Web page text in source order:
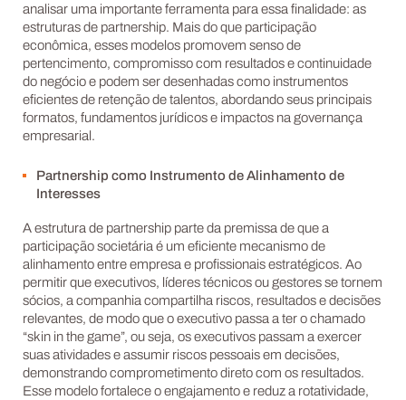
analisar uma importante ferramenta para essa finalidade: as
estruturas de partnership. Mais do que participação
econômica, esses modelos promovem senso de
pertencimento, compromisso com resultados e continuidade
do negócio e podem ser desenhadas como instrumentos
eficientes de retenção de talentos, abordando seus principais
formatos, fundamentos jurídicos e impactos na governança
empresarial.
Partnership como Instrumento de Alinhamento de
Interesses
A estrutura de partnership parte da premissa de que a
participação societária é um eficiente mecanismo de
alinhamento entre empresa e profissionais estratégicos. Ao
permitir que executivos, líderes técnicos ou gestores se tornem
sócios, a companhia compartilha riscos, resultados e decisões
relevantes, de modo que o executivo passa a ter o chamado
“skin in the game”, ou seja, os executivos passam a exercer
suas atividades e assumir riscos pessoais em decisões,
demonstrando comprometimento direto com os resultados.
Esse modelo fortalece o engajamento e reduz a rotatividade,